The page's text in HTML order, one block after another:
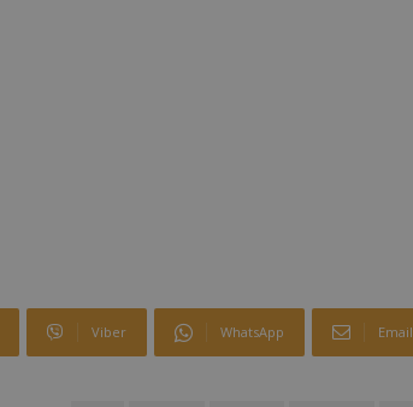
Viber WhatsApp Email